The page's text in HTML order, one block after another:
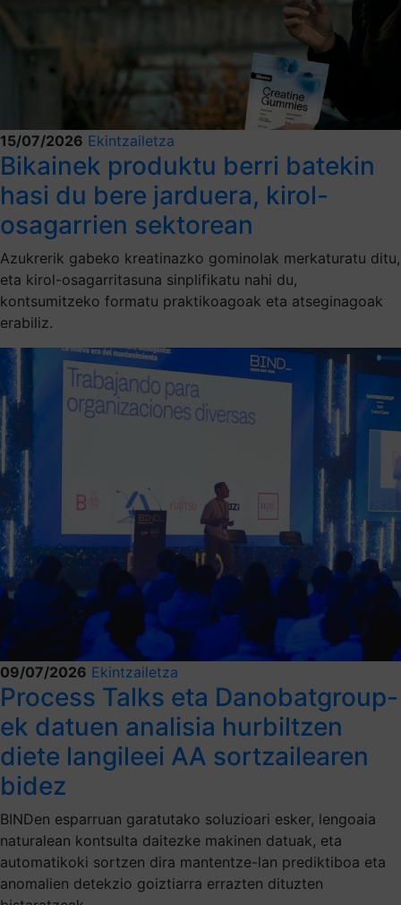
15/07/2026 Ekintzailetza
Bikainek produktu berri batekin
hasi du bere jarduera, kirol-
osagarrien sektorean
Azukrerik gabeko kreatinazko gominolak merkaturatu ditu,
eta kirol-osagarritasuna sinplifikatu nahi du,
kontsumitzeko formatu praktikoagoak eta atseginagoak
erabiliz.
09/07/2026 Ekintzailetza
Process Talks eta Danobatgroup-
ek datuen analisia hurbiltzen
diete langileei AA sortzailearen
bidez
BINDen esparruan garatutako soluzioari esker, lengoaia
naturalean kontsulta daitezke makinen datuak, eta
automatikoki sortzen dira mantentze-lan prediktiboa eta
anomalien detekzio goiztiarra errazten dituzten